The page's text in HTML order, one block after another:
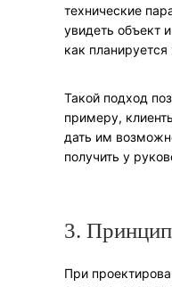
технические
увидеть объект
как планируется
Такой подход
примеру,
дать им
получить у
3.
При